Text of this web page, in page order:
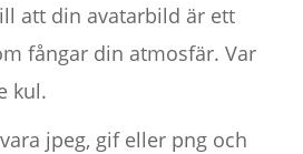
att din avatarbild är ett
fångar din atmosfär. Var
kul.
jpeg, gif eller png och